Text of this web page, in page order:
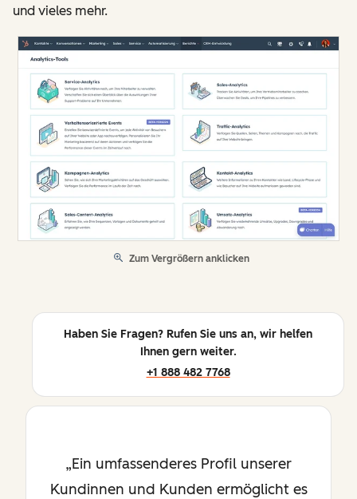
und vieles mehr.
Zum Vergrößern anklicken
Haben Sie Fragen? Rufen Sie uns an, wir helfen
Ihnen gern weiter.
+1 888 482 7768
Ein umfassenderes Profil unserer
Kundinnen und Kunden ermöglicht es